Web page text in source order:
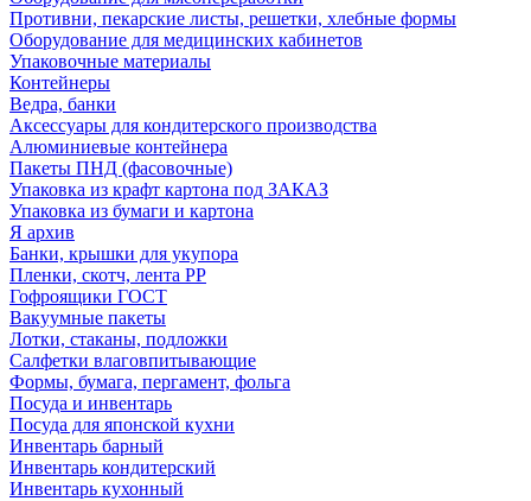
Противни, пекарские листы, решетки, хлебные формы
Оборудование для медицинских кабинетов
Упаковочные материалы
Контейнеры
Ведра, банки
Аксессуары для кондитерского производства
Алюминиевые контейнера
Пакеты ПНД (фасовочные)
Упаковка из крафт картона под ЗАКАЗ
Упаковка из бумаги и картона
Я архив
Банки, крышки для укупора
Пленки, скотч, лента РР
Гофроящики ГОСТ
Вакуумные пакеты
Лотки, стаканы, подложки
Салфетки влаговпитывающие
Формы, бумага, пергамент, фольга
Посуда и инвентарь
Посуда для японской кухни
Инвентарь барный
Инвентарь кондитерский
Инвентарь кухонный